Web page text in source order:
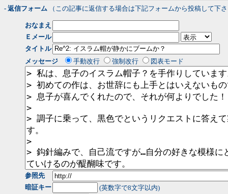
- 返信フォーム （この記事に返信する場合は下記フォームから投稿して下
おなまえ
Ｅメール
タイトル
メッセージ
手動改行 強制改行 図表モード
参照先
暗証キー
(英数字で8文字以内)